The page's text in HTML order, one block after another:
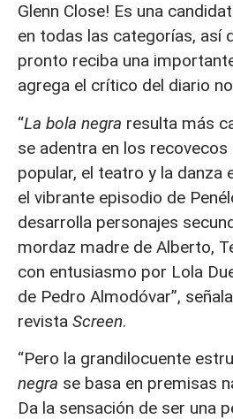
Glenn Close! Es una
en todas las categorías, así
pronto reciba una
agrega el crítico del diario
“La bola negra resulta más
se adentra en los recovecos
popular, el teatro y la danza
el vibrante episodio de
desarrolla personajes
mordaz madre de Alberto,
con entusiasmo por Lola
de Pedro Almodóvar”,
revista Screen.
“Pero la grandilocuente
negra se basa en premisas
Da la sensación de ser una